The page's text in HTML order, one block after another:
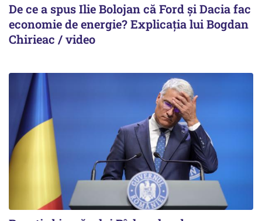
De ce a spus Ilie Bolojan că Ford și Dacia fac
economie de energie? Explicația lui Bogdan
Chirieac / video